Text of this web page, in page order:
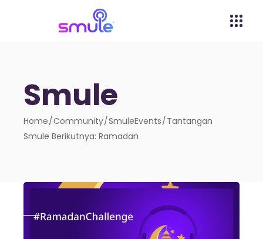
Smule
Home Community SmuleEvents Tantangan
Smule Berikutnya: Ramadan